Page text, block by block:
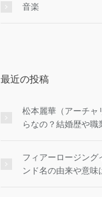
音楽
最近の投稿
松本麗華（アーチャ
らなの？結婚歴や職
フィアーロージン
ンド名の由来や意味